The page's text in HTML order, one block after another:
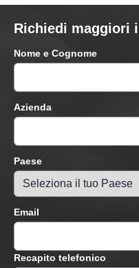
Richiedi maggiori
Nome e Cognome
Azienda
Paese
Email
Recapito telefonico